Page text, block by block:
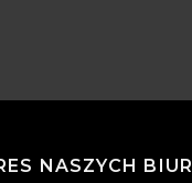
NASZYCH BIUR